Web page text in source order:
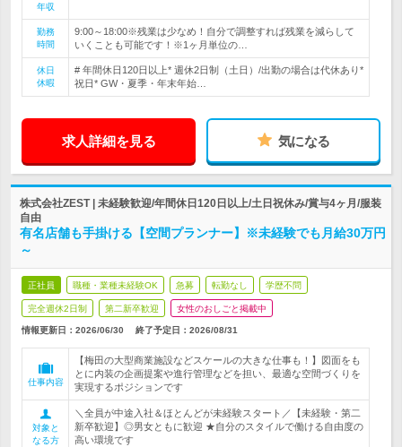
年収
勤務
時間
9:00～18:00※残業は少なめ！自分で調整すれば残業を減らして
いくことも可能です！※1ヶ月単位の…
休日
休暇
# 年間休日120日以上* 週休2日制（土日）/出勤の場合は代休あり*
祝日* GW・夏季・年末年始…
求人詳細を見る 気になる
株式会社ZEST | 未経験歓迎/年間休日120日以上/土日祝休み/賞与4ヶ月/服装
自由
有名店舗も手掛ける【空間プランナー】※未経験でも月給30万円
～
正社員 職種・業種未経験OK 急募 転勤なし 学歴不問
完全週休2日制 第二新卒歓迎 女性のおしごと掲載中
情報更新日：2026/06/30 終了予定日： 2026/08/31
仕事内容
【梅田の大型商業施設などスケールの大きな仕事も！】図面をも
とに内装の企画提案や進行管理などを担い、最適な空間づくりを
実現するポジションです
対象と
なる方
＼全員が中途入社＆ほとんどが未経験スタート／【未経験・第二
新卒歓迎】◎男女ともに歓迎 ★自分のスタイルで働ける自由度の
高い環境です